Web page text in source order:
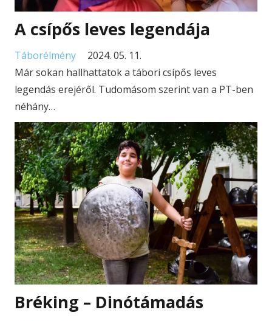
A csípős leves legendája
Táborélmény
2024. 05. 11.
Már sokan hallhattatok a tábori csípős leves
legendás erejéről. Tudomásom szerint van a PT-ben
néhány…
Bréking – Dinótámadás